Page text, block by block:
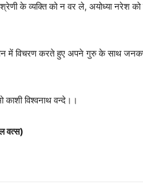
श्रेणी के व्यक्ति को न वर ले, अयोध्या नरेश
में विचरण करते हुए अपने गुरु के साथ
काशी विश्वनाथ वन्दे।।
वत्स)